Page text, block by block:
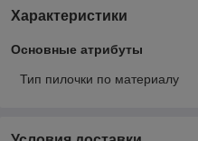
Характеристики
Основные атрибуты
Тип пилочки по материалу